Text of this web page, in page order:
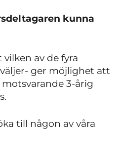
kunna
av de fyra
ger möjlighet att
3-årig
till någon av våra